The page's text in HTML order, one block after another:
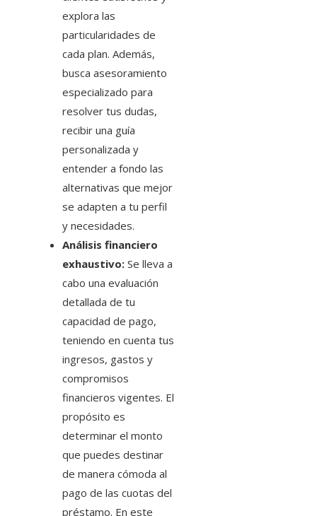
explora las
particularidades de
cada plan. Además,
busca asesoramiento
especializado para
resolver tus dudas,
recibir una guía
personalizada y
entender a fondo las
alternativas que mejor
se adapten a tu perfil
y necesidades.
Análisis financiero
exhaustivo: Se lleva a
cabo una evaluación
detallada de tu
capacidad de pago,
teniendo en cuenta tus
ingresos, gastos y
compromisos
financieros vigentes. El
propósito es
determinar el monto
que puedes destinar
de manera cómoda al
pago de las cuotas del
préstamo. En este